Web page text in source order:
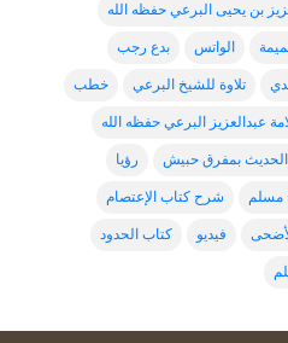
بن يحيى البرعي حفظه الله
الواتس بدع رجب
تلاوة للشيخ البرعي خطب
عبدالعزيز البرعي حفظه الله
الحديث بمفرق حبيش رؤيا
مسلم شرح كتاب الإعتصام
فيديو كتاب الحدود